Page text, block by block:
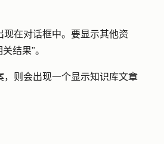
现在对话框中。要显示其他资
关结果"。
，则会出现一个显示知识库文章